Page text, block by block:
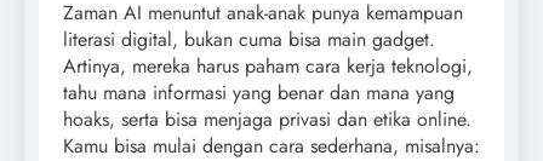
Zaman AI menuntut anak-anak punya kemampuan
literasi digital, bukan cuma bisa main gadget.
Artinya, mereka harus paham cara kerja teknologi,
tahu mana informasi yang benar dan mana yang
hoaks, serta bisa menjaga privasi dan etika online.
Kamu bisa mulai dengan cara sederhana, misalnya: